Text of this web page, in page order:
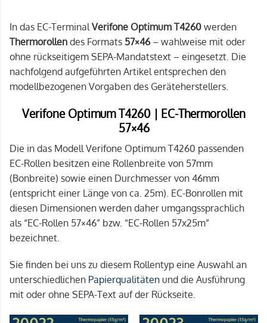
In das EC-TerminalVerifone Optimum T4260 werden
Thermorollen des Formats 57×46– wahlweise mit oder
ohne rückseitigem SEPA-Mandatstext – eingesetzt. Die
nachfolgend aufgeführten Artikel entsprechen den
modellbezogenen Vorgaben des Geräteherstellers.
Verifone Optimum T4260 | EC-Thermorollen
57×46
Die in das Modell Verifone Optimum T4260 passenden
EC-Rollen besitzen eine Rollenbreite von 57mm
(Bonbreite) sowie einen Durchmesser von 46mm
(entspricht einer Länge von ca. 25m). EC-Bonrollen mit
diesen Dimensionen werden daher umgangssprachlich
als “EC-Rollen 57×46” bzw. “EC-Rollen 57x25m”
bezeichnet.
Sie finden bei uns zu diesem Rollentyp eine Auswahl an
unterschiedlichen Papierqualitäten und die Ausführung
mit oder ohne SEPA-Text auf der Rückseite.